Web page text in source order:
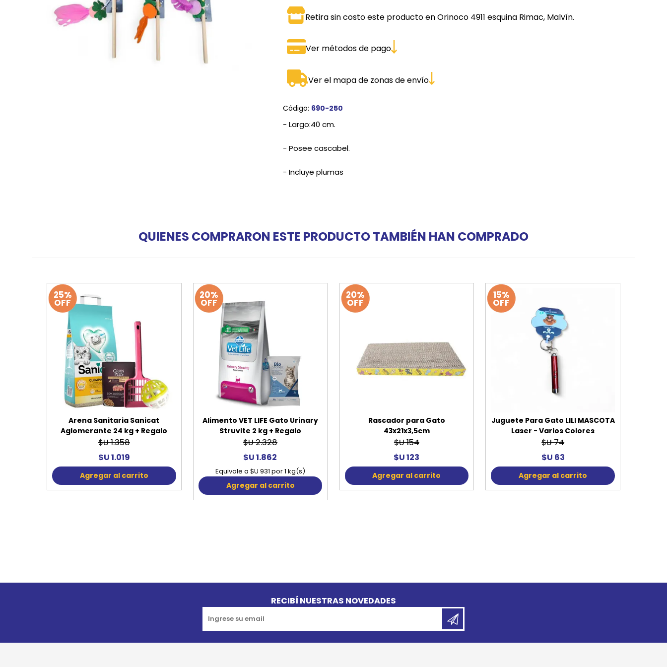
JUGUETES
COMEDEROS Y BEBEDEROS
TRANSPORTADORAS
CAMAS
THREE CATS
Retira sin costo este producto en Orinoco 4911 esquina Rimac, Malvín.
Ver métodos de pago
Ver el mapa de zonas de envío
Código: 690-250
- Largo:40 cm.
- Posee cascabel.
- Incluye plumas
QUIENES COMPRARON ESTE PRODUCTO TAMBIÉN HAN COMPRADO
25%
OFF
Arena Sanitaria Sanicat
Aglomerante 24 kg + Regalo
$U 1.358
$U 1.019
Agregar al carrito
20%
OFF
Alimento VET LIFE Gato Urinary
Struvite 2 kg + Regalo
$U 2.328
$U 1.862
Equivale a $U 931 por 1 kg(s)
Agregar al carrito
20%
OFF
Rascador para Gato
43x21x3,5cm
$U 154
$U 123
Agregar al carrito
15%
OFF
Juguete Para Gato LILI MASCOTA
Laser - Varios Colores
$U 74
$U 63
Agregar al carrito
RECIBÍ NUESTRAS NOVEDADES